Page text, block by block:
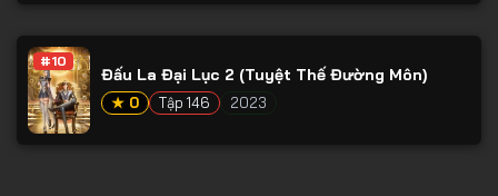
#10
Đấu La Đại Lục 2 (Tuyệt Thế Đường Môn)
★ 0 Tập 146 2023